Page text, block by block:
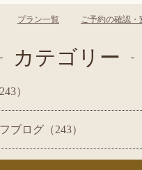
プラン一覧 ご予約の確認・
カテゴリー
）
ブログ（243）